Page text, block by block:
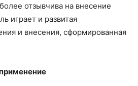
отзывчива на внесение
играет и развитая
и внесения, сформированная